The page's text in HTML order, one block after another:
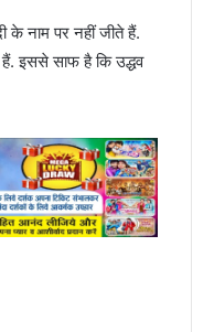
के नाम पर नहीं जीते हैं.
इससे साफ है कि उद्धव